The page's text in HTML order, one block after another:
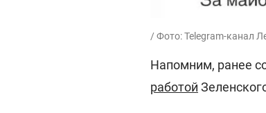
/ Фото: Telegram-канал
Напомним, ранее
работой